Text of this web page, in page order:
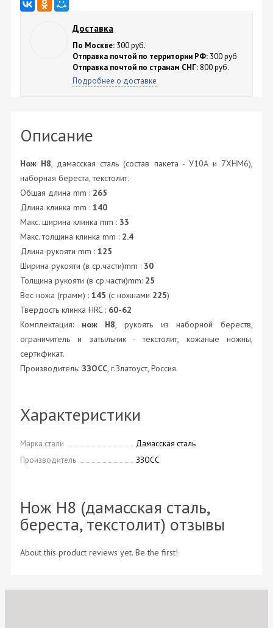
Доставка
По Москве: 300 руб.
Отправка почтой по территории РФ: 300 руб
Отправка почтой по странам СНГ: 800 руб.
Подробнее о доставке
Описание
Нож Н8, дамасская сталь (состав пакета - У10А и 7ХНМ6),
наборная береста, текстолит.
Общая длина mm : 265
Длина клинка mm : 140
Макс. ширина клинка mm : 33
Макс. толщина клинка mm : 2.4
Длина рукояти mm : 125
Ширина рукояти (в ср.части)mm : 30
Толщина рукояти (в ср.части)mm: 25
Вес ножа (грамм) : 145 (с ножнами 225)
Твердость клинка HRC : 60-62
Комплектация: нож Н8, рукоять из наборной береств,
ограничитель и затыльник - текстолит, кожаные ножны,
сертификат.
Производитель: ЗЗОСС, г.Златоуст, Россия.
Характеристики
Марка стали
Дамасская сталь
Производитель
ЗЗОСС
Нож Н8 (дамасская сталь,
береста, текстолит) отзывы
About this product reviews yet. Be the first!